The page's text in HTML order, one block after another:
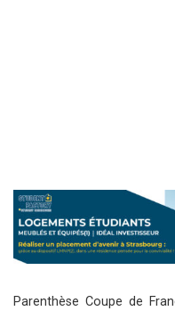
Parenthèse Coupe de